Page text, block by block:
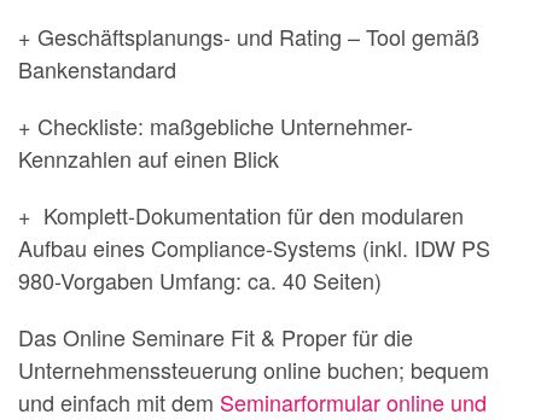
+ Geschäftsplanungs- und Rating – Tool gemäß
Bankenstandard
+ Checkliste: maßgebliche Unternehmer-
Kennzahlen auf einen Blick
+ Komplett-Dokumentation für den modularen
Aufbau eines Compliance-Systems (inkl. IDW PS
980-Vorgaben Umfang: ca. 40 Seiten)
Das Online Seminare Fit & Proper für die
Unternehmenssteuerung online buchen; bequem
und einfach mit dem Seminarformular online und